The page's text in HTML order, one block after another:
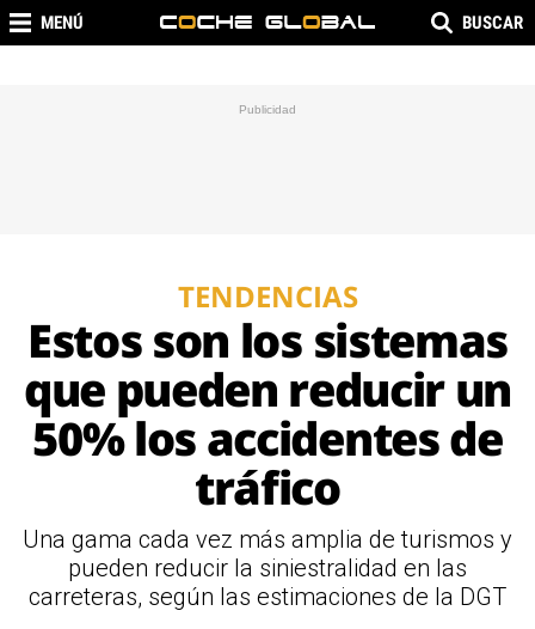
MENÚ BUSCAR
TENDENCIAS
Estos son los sistemas
que pueden reducir un
50% los accidentes de
tráfico
Una gama cada vez más amplia de turismos y
pueden reducir la siniestralidad en las
carreteras, según las estimaciones de la DGT